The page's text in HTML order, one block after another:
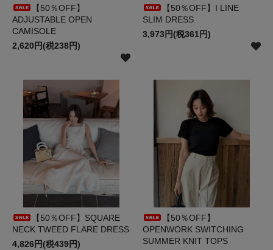
【50％OFF】
ADJUSTABLE OPEN
CAMISOLE
2,620円(税238円)
【50％OFF】I LINE
SLIM DRESS
3,973円(税361円)
【50％OFF】SQUARE
NECK TWEED FLARE DRESS
4,826円(税439円)
【50％OFF】
OPENWORK SWITCHING
SUMMER KNIT TOPS